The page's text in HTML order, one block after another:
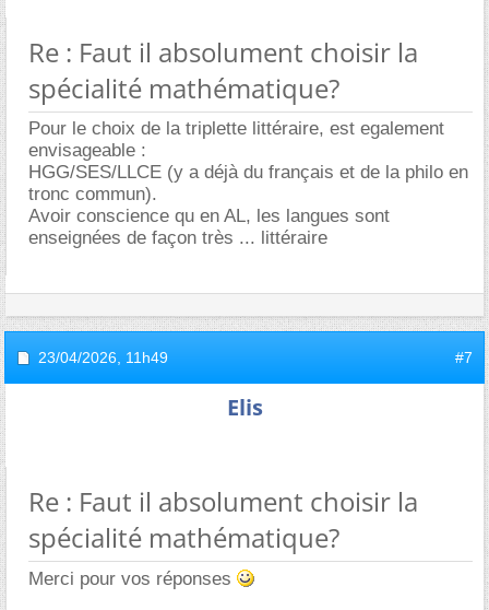
Re : Faut il absolument choisir la
spécialité mathématique?
Pour le choix de la triplette littéraire, est egalement
envisageable :
HGG/SES/LLCE (y a déjà du français et de la philo en
tronc commun).
Avoir conscience qu en AL, les langues sont
enseignées de façon très ... littéraire
23/04/2026, 11h49 #7
Elis
Re : Faut il absolument choisir la
spécialité mathématique?
Merci pour vos réponses